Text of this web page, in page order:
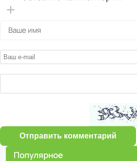
Отправить комментарий
Популярное